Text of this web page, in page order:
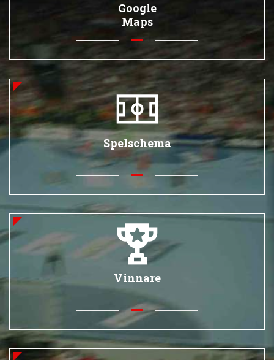
Google
Maps
Spelschema
Vinnare